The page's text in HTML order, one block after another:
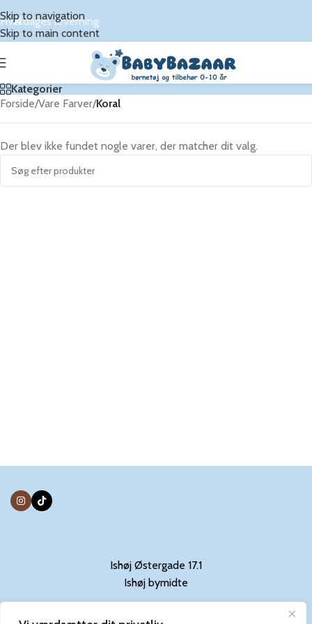
Skip to navigation
Skip to main content
Hverdages leverning
Kategorier
Forside/Vare Farver/Koral
Der blev ikke fundet nogle varer, der matcher dit valg.
Ishøj Østergade 17.1
Ishøj bymidte